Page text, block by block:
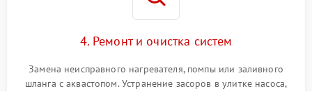
4. Ремонт и очистка систем
Замена неисправного нагревателя, помпы или заливного
шланга с аквастопом. Устранение засоров в улитке насоса,